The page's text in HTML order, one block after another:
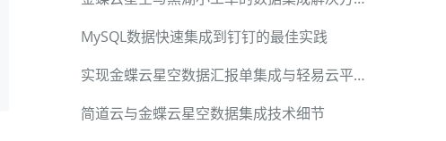
MySQL数据快速集成到钉钉的最佳实践
实现金蝶云星空数据汇报单集成与轻易云平台的数据迁移
简道云与金蝶云星空数据集成技术细节